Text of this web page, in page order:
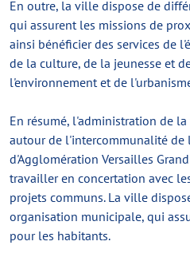
En outre, la ville dispose de
qui assurent les missions de
ainsi bénéficier des services de
de la culture, de la jeunesse et
l'environnement et de
En résumé, l'administration de
autour de l'intercommunalité de
d'Agglomération Versailles
travailler en concertation avec
projets communs. La ville
organisation municipale, qui
pour les habitants.